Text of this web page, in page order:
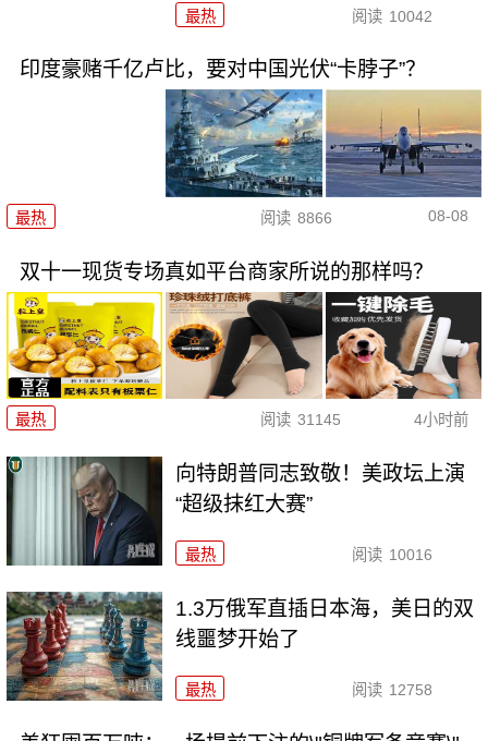
最热 阅读 10042
印度豪赌千亿卢比，要对中国光伏“卡脖子”？
最热 阅读 8866 08-08
双十一现货专场真如平台商家所说的那样吗？
最热 阅读 31145 4小时前
向特朗普同志致敬！美政坛上演
“超级抹红大赛”
最热 阅读 10016
1.3万俄军直插日本海，美日的双
线噩梦开始了
最热 阅读 12758